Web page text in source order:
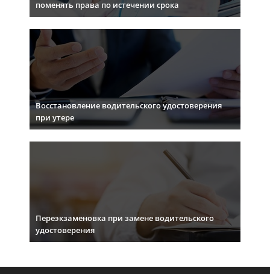
поменять права по истечении срока
Восстановление водительского удостоверения
при утере
Переэкзаменовка при замене водительского
удостоверения